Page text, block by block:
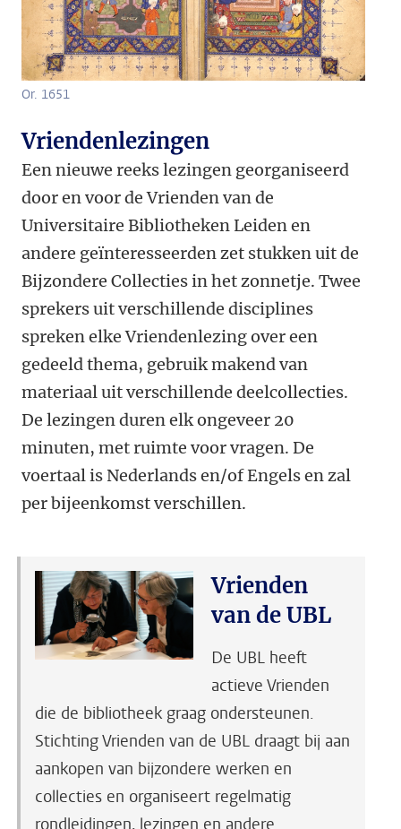
Or. 1651
Vriendenlezingen
Een nieuwe reeks lezingen georganiseerd
door en voor de Vrienden van de
Universitaire Bibliotheken Leiden en
andere geïnteresseerden zet stukken uit de
Bijzondere Collecties in het zonnetje. Twee
sprekers uit verschillende disciplines
spreken elke Vriendenlezing over een
gedeeld thema, gebruik makend van
materiaal uit verschillende deelcollecties.
De lezingen duren elk ongeveer 20
minuten, met ruimte voor vragen. De
voertaal is Nederlands en/of Engels en zal
per bijeenkomst verschillen.
Vrienden
van de UBL
De UBL heeft
actieve Vrienden
die de bibliotheek graag ondersteunen.
Stichting Vrienden van de UBL draagt bij aan
aankopen van bijzondere werken en
collecties en organiseert regelmatig
rondleidingen, lezingen en andere